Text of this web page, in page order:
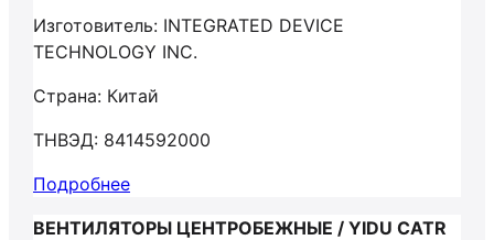
Изготовитель: INTEGRATED DEVICE
TECHNOLOGY INC.
Страна: Китай
ТНВЭД: 8414592000
Подробнее
ВЕНТИЛЯТОРЫ ЦЕНТРОБЕЖНЫЕ / YIDU CATR